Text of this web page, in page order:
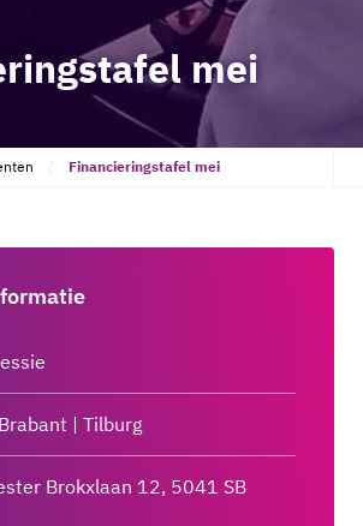
mei
Financieringstafel mei
| Tilburg
Brokxlaan 12, 5041 SB